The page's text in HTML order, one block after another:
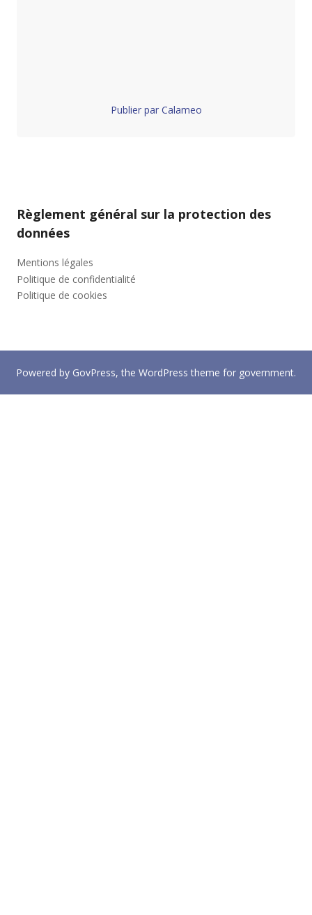
Publier par Calameo
Règlement général sur la protection des
données
Mentions légales
Politique de confidentialité
Politique de cookies
Powered by GovPress, the WordPress theme for government.